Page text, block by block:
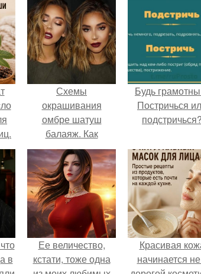
Схемы
окрашивания
омбре шатуш
балаяж. Как
выбрать
окрашивание для
себя
Будь
Постричься
в
Ее величество,
кстати, тоже одна
Красивая
начинается